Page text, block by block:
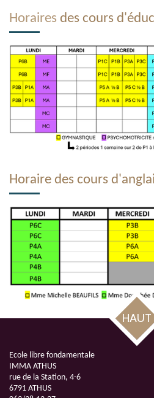
Horaires des cours
Horaire des cours
HAUT
Ecole libre fondamentale
IMMA ATHUS
rue de la Station, 4-6
6791 ATHUS